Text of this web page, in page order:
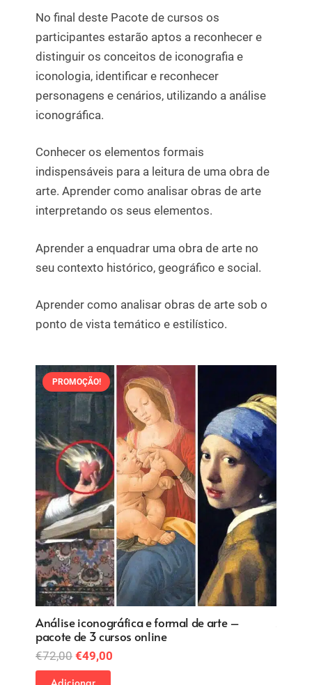
No final deste Pacote de cursos os
participantes estarão aptos a reconhecer e
distinguir os conceitos de iconografia e
iconologia, identificar e reconhecer
personagens e cenários, utilizando a análise
iconográfica.
Conhecer os elementos formais
indispensáveis para a leitura de uma obra de
arte. Aprender como analisar obras de arte
interpretando os seus elementos.
Aprender a enquadrar uma obra de arte no
seu contexto histórico, geográfico e social.
Aprender como analisar obras de arte sob o
ponto de vista temático e estilístico.
PROMOÇÃO!
Análise iconográfica e formal de arte –
pacote de 3 cursos online
€72,00 O
preço
€49,00